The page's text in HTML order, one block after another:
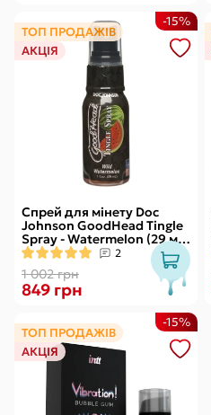
ТОП ПРОДАЖІВ
АКЦІЯ
Спрей для мінету Doc
Johnson GoodHead Tingle
Spray - Watermelon (29 мл)
зі стимулювальним
ефектом
2
1 002 грн
-15%
849 грн
ТОП ПРОДАЖІВ
АКЦІЯ
-15%